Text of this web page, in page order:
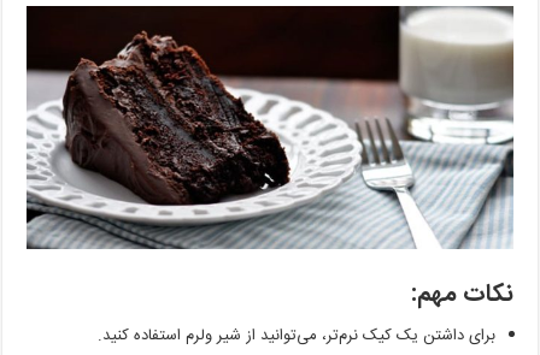
نکات مهم:
برای داشتن یک کیک نرم‌تر، می‌توانید از شیر ولرم استفاده کنید.